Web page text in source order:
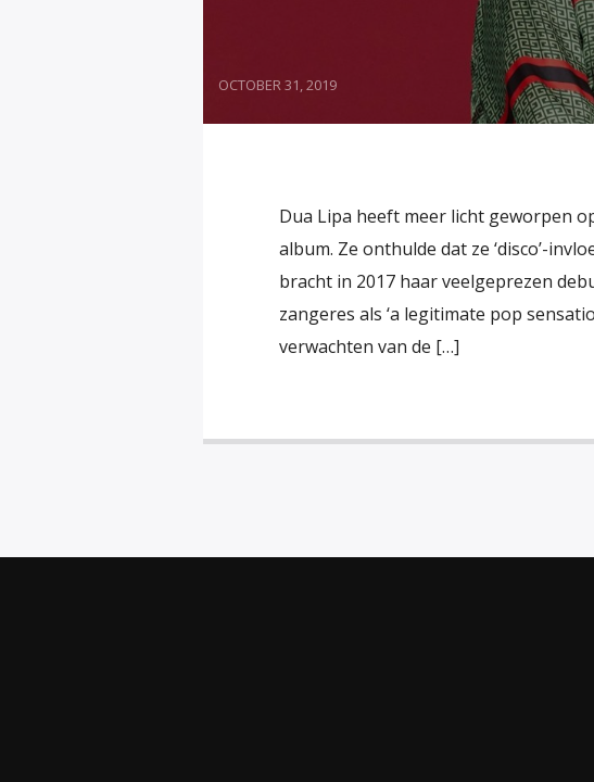
OCTOBER 31, 2019
Dua Lipa heeft meer licht geworpen
album. Ze onthulde dat ze ‘disco’-
bracht in 2017 haar veelgeprezen
zangeres als ‘a legitimate pop
verwachten van de […]